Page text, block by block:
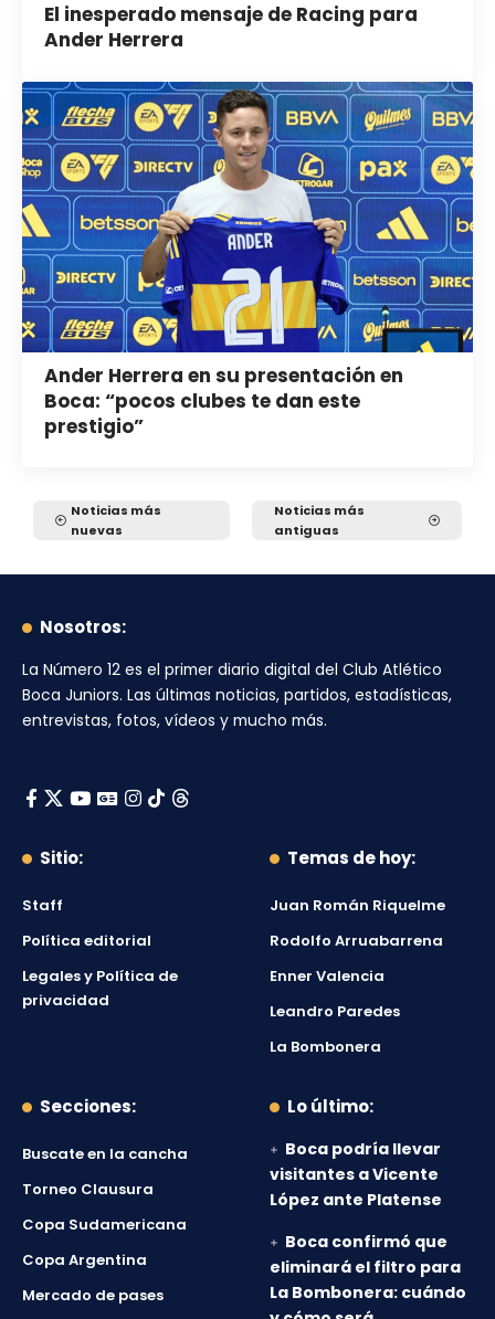
El inesperado mensaje de Racing para
Ander Herrera
Ander Herrera en su presentación en
Boca: “pocos clubes te dan este
prestigio”
Noticias más
nuevas
Noticias más
antiguas
Nosotros:
La Número 12 es el primer diario digital del Club Atlético
Boca Juniors. Las últimas noticias, partidos, estadísticas,
entrevistas, fotos, vídeos y mucho más.
Sitio:
Staff
Política editorial
Legales y Política de
privacidad
Temas de hoy:
Juan Román Riquelme
Rodolfo Arruabarrena
Enner Valencia
Leandro Paredes
La Bombonera
Secciones:
Buscate en la cancha
Torneo Clausura
Copa Sudamericana
Copa Argentina
Mercado de pases
Lo último:
Boca podría llevar
visitantes a Vicente
López ante Platense
Boca confirmó que
eliminará el filtro para
La Bombonera: cuándo